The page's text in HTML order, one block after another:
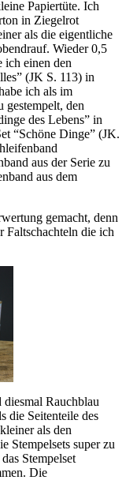
Papiertüte. Ich
in Ziegelrot
als die eigentliche
Wieder 0,5
ich einen den
(JK S. 113) in
ich als im
gestempelt, den
des Lebens” in
“Schöne Dinge” (JK.
aus der Serie zu
aus dem
gemacht, denn
Faltschachteln die ich
Rauchblau
die Seitenteile des
als den
Stempelsets super zu
Stempelset
Die